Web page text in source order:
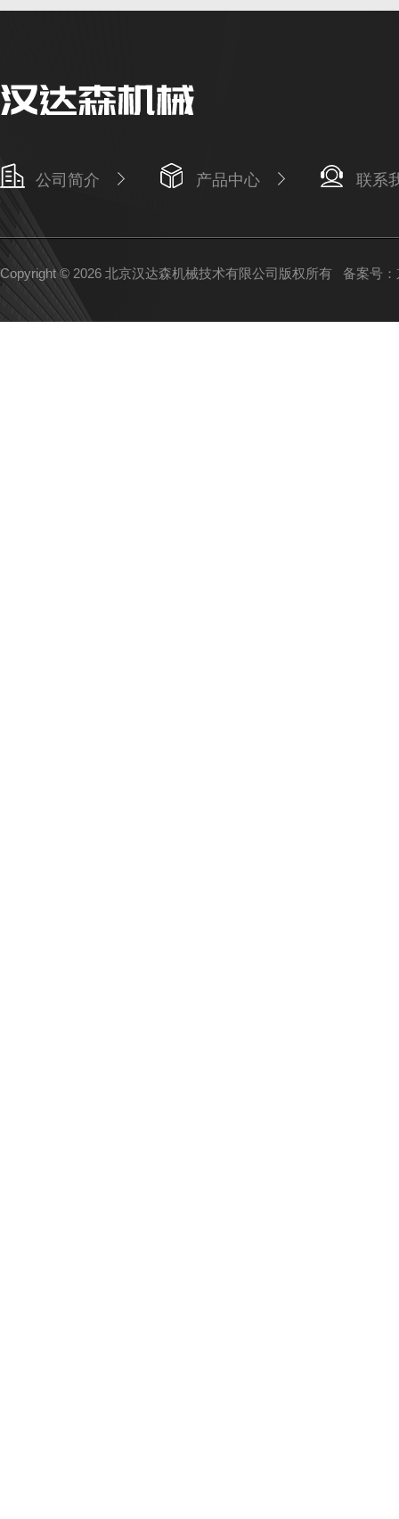
公司简介 产品中心 联系
Copyright © 2026 北京汉达森机械技术有限公司版权所有 备案号：